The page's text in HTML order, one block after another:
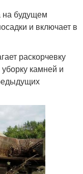
на будущем
и включает в
раскорчевку
камней и